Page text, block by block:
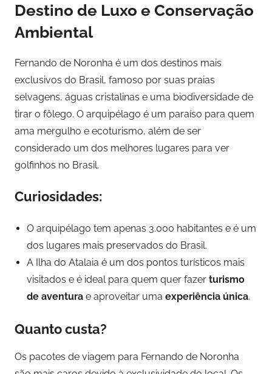
Destino de Luxo e Conservação
Ambiental
Fernando de Noronha é um dos destinos mais
exclusivos do Brasil, famoso por suas praias
selvagens, águas cristalinas e uma biodiversidade de
tirar o fôlego. O arquipélago é um paraíso para quem
ama mergulho e ecoturismo, além de ser
considerado um dos melhores lugares para ver
golfinhos no Brasil.
Curiosidades:
O arquipélago tem apenas 3.000 habitantes e é um
dos lugares mais preservados do Brasil.
A Ilha do Atalaia é um dos pontos turísticos mais
visitados e é ideal para quem quer fazer turismo
de aventura e aproveitar uma experiência única.
Quanto custa?
Os pacotes de viagem para Fernando de Noronha